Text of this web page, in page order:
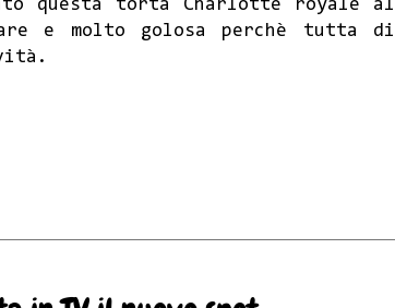
questa torta Charlotte royale al
e molto golosa perchè tutta di